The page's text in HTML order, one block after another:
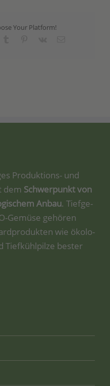
Your Platform!
Pro­duk­ti­ons- und
dem Schwer­punkt von
Anbau. Tief­ge­
Gemü­se gehö­ren
wie öko­lo­
Tief­kühl­pil­ze bes­ter